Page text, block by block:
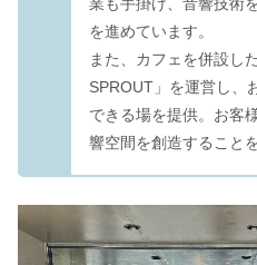
業も手掛け、音響技術
を進めています。
また、カフェを併設し
SPROUT」を運営し、
できる場を提供。お客
響空間を創造すること